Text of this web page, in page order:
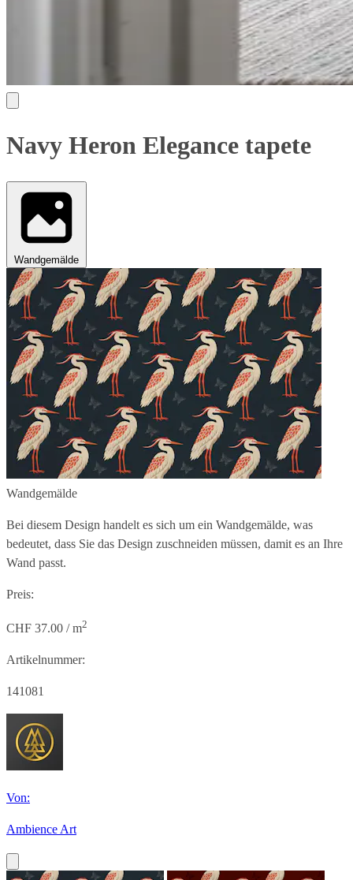
Navy Heron Elegance tapete
Wandgemälde
Wandgemälde
Bei diesem Design handelt es sich um ein Wandgemälde, was
bedeutet, dass Sie das Design zuschneiden müssen, damit es an Ihre
Wand passt.
Preis:
CHF 37.00 / m2
Artikelnummer:
141081
Von:
Ambience Art